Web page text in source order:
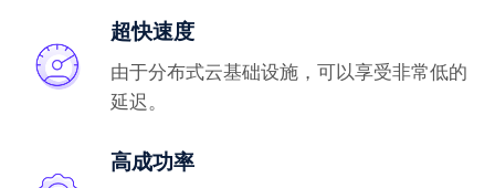
超快速度
由于分布式云基础设施，可以享受非常低的
延迟。
高成功率